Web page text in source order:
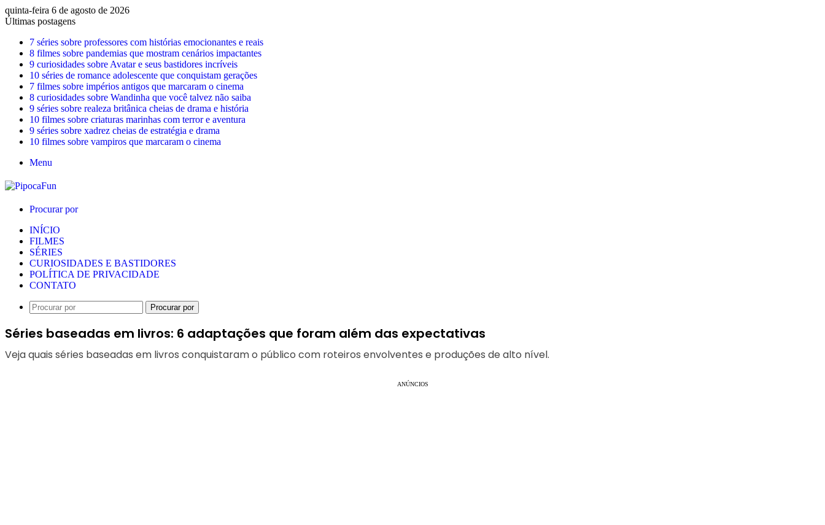
quinta-feira 6 de agosto de 2026
Últimas postagens
7 séries sobre professores com histórias emocionantes e reais
8 filmes sobre pandemias que mostram cenários impactantes
9 curiosidades sobre Avatar e seus bastidores incríveis
10 séries de romance adolescente que conquistam gerações
7 filmes sobre impérios antigos que marcaram o cinema
8 curiosidades sobre Wandinha que você talvez não saiba
9 séries sobre realeza britânica cheias de drama e história
10 filmes sobre criaturas marinhas com terror e aventura
9 séries sobre xadrez cheias de estratégia e drama
10 filmes sobre vampiros que marcaram o cinema
Menu
Procurar por
INÍCIO
FILMES
SÉRIES
CURIOSIDADES E BASTIDORES
POLÍTICA DE PRIVACIDADE
CONTATO
Procurar por
Séries baseadas em livros: 6 adaptações que foram além das expectativas
Veja quais séries baseadas em livros conquistaram o público com roteiros envolventes e produções de alto nível.
ANÚNCIOS